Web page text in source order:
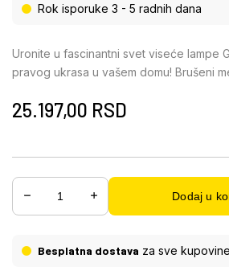
Rok isporuke 3 - 5 radnih dana
Uronite u fascinantni svet viseće lampe
pravog ukrasa u vašem domu! Brušeni
opalnim akrilom stvaraju zadivljujuće
prekidača i fiksirate boje po svom ukusu.
Integrisana funkcija memorije i praktično
svetlo obezbeđuju udobnost i
upravljačem, uključujući baterije (2x
25.197,00 RSD
Dodaj u
Besplatna dostava za sve